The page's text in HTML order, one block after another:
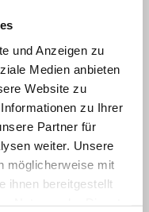
und Anzeigen zu
Medien anbieten
Website zu
zu Ihrer
Partner für
weiter. Unsere
möglicherweise mit
ihnen bereitgestellt
Webmaster